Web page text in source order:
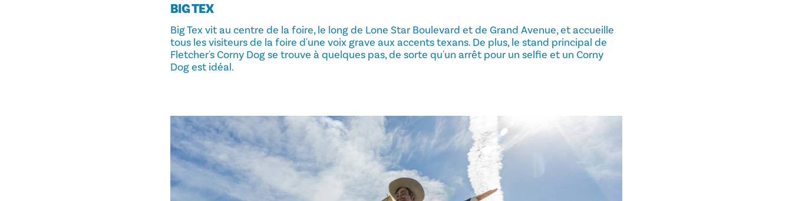
BIG TEX
Big Tex vit au centre de la foire, le long de Lone Star Boulevard et de Grand Avenue, et accueille
tous les visiteurs de la foire d'une voix grave aux accents texans. De plus, le stand principal de
Fletcher's Corny Dog se trouve à quelques pas, de sorte qu'un arrêt pour un selfie et un Corny
Dog est idéal.